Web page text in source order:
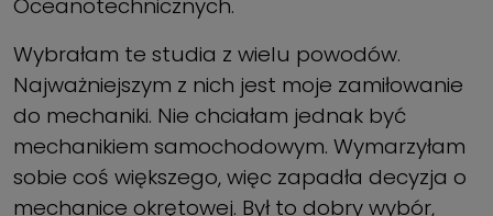
Oceanotechnicznych.
Wybrałam te studia z wielu powodów.
Najważniejszym z nich jest moje zamiłowanie
do mechaniki. Nie chciałam jednak być
mechanikiem samochodowym. Wymarzyłam
sobie coś większego, więc zapadła decyzja o
mechanice okrętowej. Był to dobry wybór,